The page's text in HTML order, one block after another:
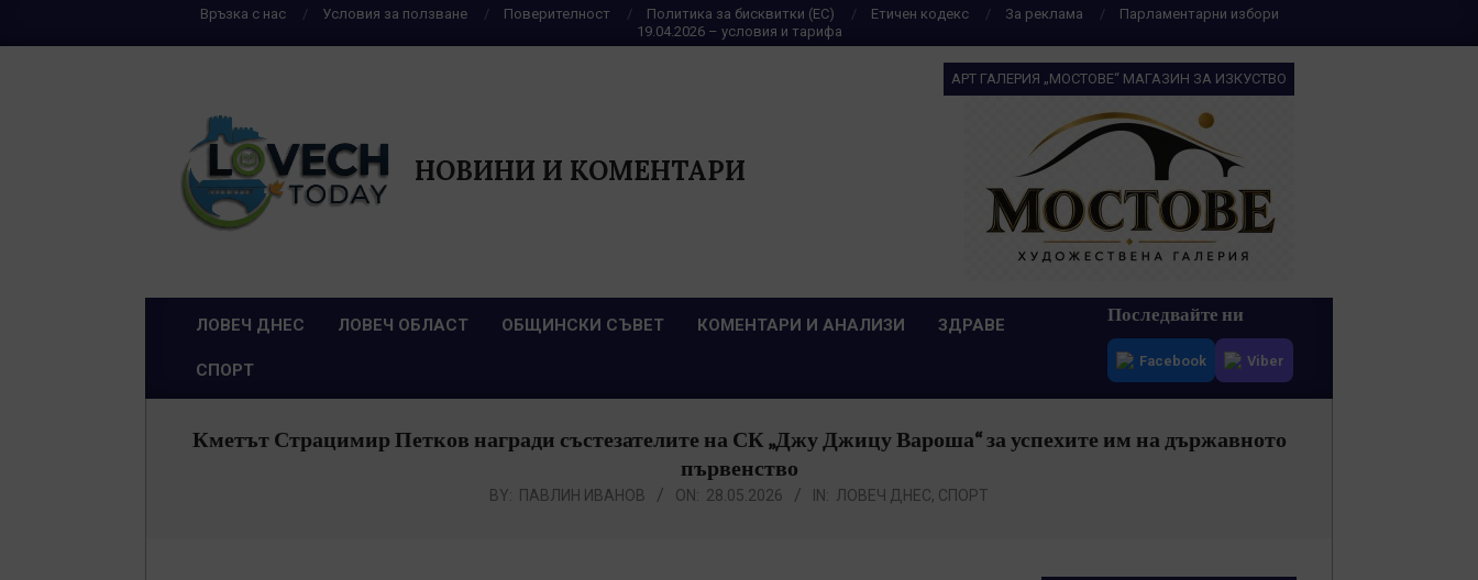
Връзка с нас Условия за ползване Поверителност Политика за бисквитки (ЕС) Етичен кодекс За реклама
Парламентарни избори
19.04.2026 – условия и тарифа
НОВИНИ И КОМЕНТАРИ
АРТ ГАЛЕРИЯ „МОСТОВЕ“ МАГАЗИН ЗА ИЗКУСТВО
Primary
ЛОВЕЧ ДНЕС ЛОВЕЧ ОБЛАСТ ОБЩИНСКИ СЪВЕТ КОМЕНТАРИ И АНАЛИЗИ ЗДРАВЕ
СПОРТ
Последвайте ни
Facebook Viber
Кметът Страцимир Петков награди състезателите на СК „Джу Джицу Вароша“ за успехите им на държавното
първенство
BY: ПАВЛИН ИВАНОВ ON: 28.05.2026 IN: ЛОВЕЧ ДНЕС, СПОРТ